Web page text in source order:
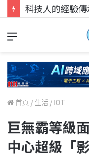
首頁 / 生活 / IOT
巨無霸等級
中心超級「